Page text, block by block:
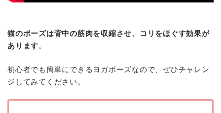
猫のポーズは背中の筋肉を収縮させ、コリをほぐす効果が
あります。
初心者でも簡単にできるヨガポーズなので、ぜひチャレン
ジしてみてください。